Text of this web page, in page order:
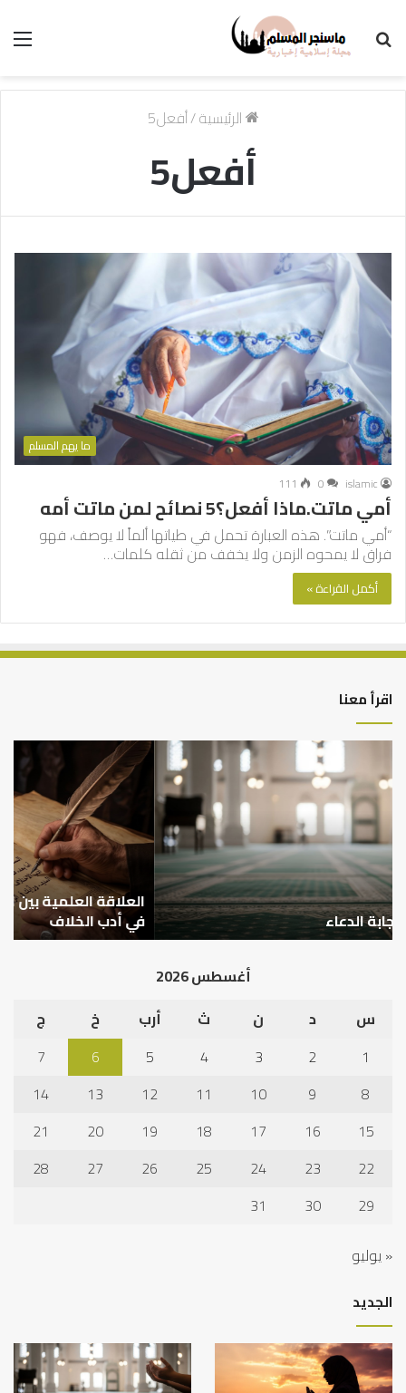
الرئيسية/أفعل5
أفعل5
ما يهم المسلم
islamic
0
111
أمي ماتت.ماذا أفعل؟5 نصائح لمن ماتت أمه
“أمي ماتت”. هذه العبارة تحمل في طياتها ألماً لا يوصف، فهو
فراق لا يمحوه الزمن ولا يخفف من ثقله كلمات…
أكمل القراءة »
اقرأ معنا
العلاقة
العلمية
بين
الإمام
مالك
والليث
بن
سعد:
نموذج
في
أدب
العلاقة العلمية بين الإمام مالك والليث بن سعد: نموذج
في أدب الخلاف
ما
أغسطس 2026
س
د ن ث أرب خ
ج
1
2
3
4
5
6
7
8
9
10
11
12
13
14
15
16
17
18
19
20
21
22
23
24
25
26
27
28
29
30
31
« يوليو
الجديد